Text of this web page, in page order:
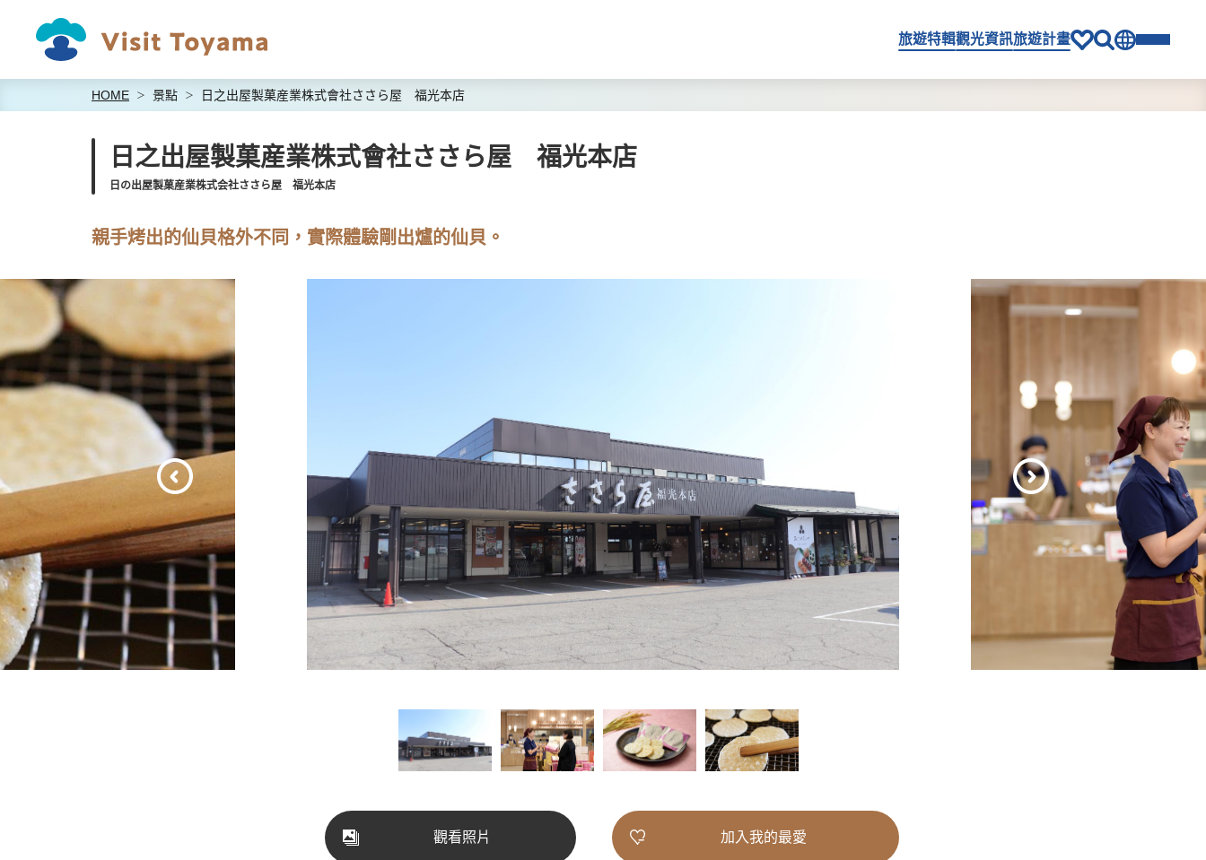
旅遊特輯觀光資訊旅遊計畫
HOME 景點 日之出屋製菓産業株式會社ささら屋 福光本店
日之出屋製菓産業株式會社ささら屋 福光本店
日の出屋製菓産業株式会社ささら屋 福光本店
親手烤出的仙貝格外不同，實際體驗剛出爐的仙貝。
觀看照片 加入我的最愛